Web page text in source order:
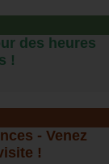
des heures
!
- Venez
!